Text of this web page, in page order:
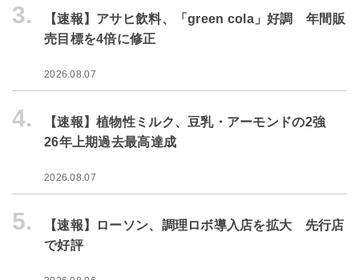
3.
【速報】アサヒ飲料、「green cola」好調 年間販
売目標を4倍に修正
2026.08.07
4.
【速報】植物性ミルク、豆乳・アーモンドの2強
26年上期過去最高達成
2026.08.07
5.
【速報】ローソン、調理ロボ導入店を拡大 先行店
で好評